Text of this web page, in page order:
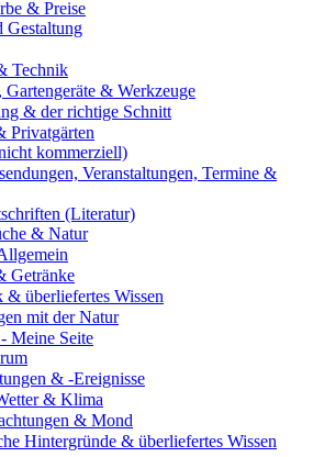
& Preise
Gestaltung
Technik
& Werkzeuge
& der richtige Schnitt
kommerziell)
Veranstaltungen, Termine &
(Literatur)
& Natur
Getränke
überliefertes Wissen
mit der Natur
Seite
& -Ereignisse
& Klima
& Mond
Hintergründe & überliefertes Wissen